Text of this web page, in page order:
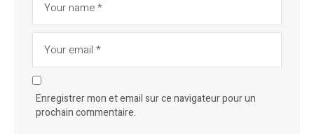
Enregistrer mon et email sur ce navigateur pour un
prochain commentaire.